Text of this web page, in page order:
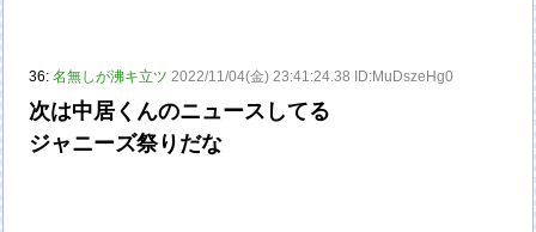
36:名無しが沸キ立ツ 2022/11/04(金) 23:41:24.38 ID:MuDszeHg0
次は中居くんのニュースしてる
ジャニーズ祭りだな